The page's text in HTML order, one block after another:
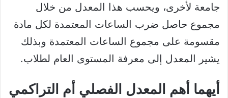
جامعة لأخرى، ويحسب هذا المعدل من خلال
مجموع حاصل ضرب الساعات المعتمدة لكل مادة
مقسومة على مجموع الساعات المعتمدة وبذلك
يشير المعدل إلى معرفة المستوى العام لطلاب.
أيهما أهم المعدل الفصلي أم التراكمي